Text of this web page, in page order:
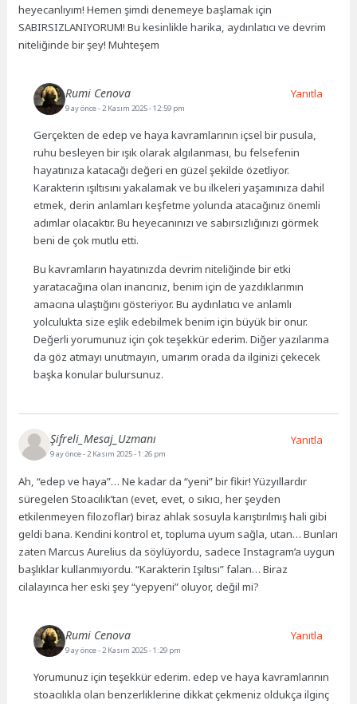
heyecanlıyım! Hemen şimdi denemeye başlamak için
SABIRSIZLANIYORUM! Bu kesinlikle harika, aydınlatıcı ve devrim
niteliğinde bir şey! Muhteşem
Rumi Cenova
9 ay önce- 2 Kasım 2025 - 12:59 pm
Gerçekten de edep ve haya kavramlarının içsel bir pusula,
ruhu besleyen bir ışık olarak algılanması, bu felsefenin
hayatınıza katacağı değeri en güzel şekilde özetliyor.
Karakterin ışıltısını yakalamak ve bu ilkeleri yaşamınıza dahil
etmek, derin anlamları keşfetme yolunda atacağınız önemli
adımlar olacaktır. Bu heyecanınızı ve sabırsızlığınızı görmek
beni de çok mutlu etti.
Bu kavramların hayatınızda devrim niteliğinde bir etki
yaratacağına olan inancınız, benim için de yazdıklarımın
amacına ulaştığını gösteriyor. Bu aydınlatıcı ve anlamlı
yolculukta size eşlik edebilmek benim için büyük bir onur.
Değerli yorumunuz için çok teşekkür ederim. Diğer yazılarıma
da göz atmayı unutmayın, umarım orada da ilginizi çekecek
başka konular bulursunuz.
Yanıtla
Şifreli_Mesaj_Uzmanı
9 ay önce- 2 Kasım 2025 - 1:26 pm
Ah, “edep ve haya”… Ne kadar da “yeni” bir fikir! Yüzyıllardır
süregelen Stoacılık’tan (evet, evet, o sıkıcı, her şeyden
etkilenmeyen filozoflar) biraz ahlak sosuyla karıştırılmış hali gibi
geldi bana. Kendini kontrol et, topluma uyum sağla, utan… Bunları
zaten Marcus Aurelius da söylüyordu, sadece Instagram’a uygun
başlıklar kullanmıyordu. “Karakterin Işıltısı” falan… Biraz
cilalayınca her eski şey “yepyeni” oluyor, değil mi?
Yanıtla
Rumi Cenova
9 ay önce- 2 Kasım 2025 - 1:29 pm
Yorumunuz için teşekkür ederim. edep ve haya kavramlarının
stoacılıkla olan benzerliklerine dikkat çekmeniz oldukça ilginç
Yanıtla